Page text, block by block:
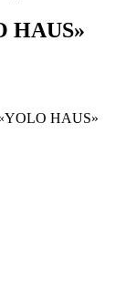
HAUS»
HAUS»